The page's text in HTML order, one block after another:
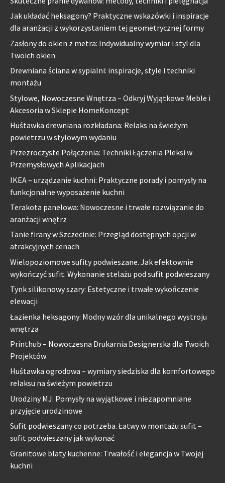
Jak układać heksagony? Praktyczne wskazówki i inspiracje
dla aranżacji z wykorzystaniem tej geometrycznej formy
Zasłony do okien z metra: Indywidualny wymiar i styl dla
Twoich okien
Drewniana ściana w sypialni: inspiracje, style i techniki
montażu
Stylowe, Nowoczesne Wnętrza – Odkryj Wyjątkowe Meble i
Akcesoria w Sklepie HomeKoncept
Huśtawka drewniana rozkładana: Relaks na świeżym
powietrzu w stylowym wydaniu
Przezroczyste Połączenia: Techniki Łączenia Pleksi w
Przemysłowych Aplikacjach
IKEA – urządzanie kuchni: Praktyczne porady i pomysły na
funkcjonalne wyposażenie kuchni
Terakota panelowa: Nowoczesne i trwałe rozwiązanie do
aranżacji wnętrz
Tanie firany w Szczecinie: Przegląd dostępnych opcji w
atrakcyjnych cenach
Wielopoziomowe sufity podwieszane. Jak efektownie
wykończyć sufit. Wykonanie stelażu pod sufit podwieszany
Tynk silikonowy szary: Estetyczne i trwałe wykończenie
elewacji
Łazienka heksagony: Modny wzór dla unikalnego wystroju
wnętrza
Printhub – Nowoczesna Drukarnia Designerska dla Twoich
Projektów
Huśtawka ogrodowa – wymiary siedziska dla komfortowego
relaksu na świeżym powietrzu
Urodziny MJ: Pomysły na wyjątkowe i niezapomniane
przyjęcie urodzinowe
Sufit podwieszany co potrzeba. Łatwy w montażu sufit –
sufit podwieszany jak wykonać
Granitowe blaty kuchenne: Trwałość i elegancja w Twojej
kuchni